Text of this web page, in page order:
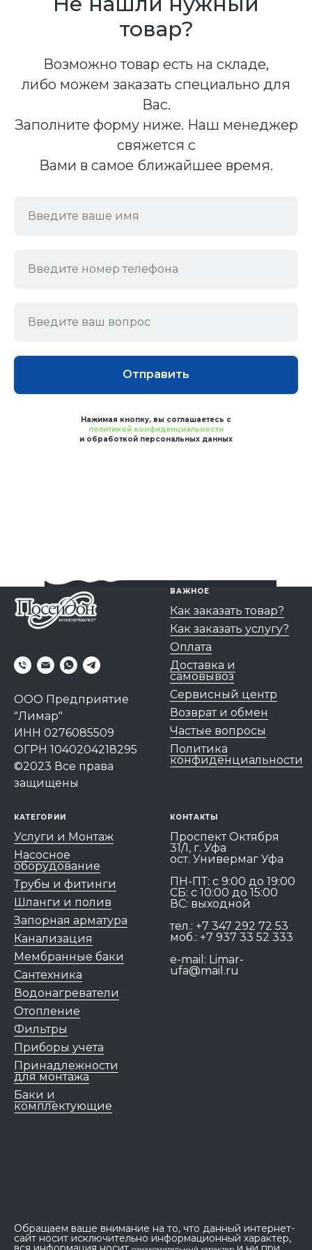
товар?
Возможно товар есть на складе,
либо можем заказать специально для
Вас.
Заполните форму ниже. Наш менеджер
свяжется с
Вами в самое ближайшее время.
Отправить
Нажимая кнопку, вы соглашаетесь с
политикой конфиденциальности
и обработкой персональных данных
ООО Предприятие
"Лимар"
ИНН 0276085509
ОГРН 1040204218295
©2023 Все права
защищены
ВАЖНОЕ
Как заказать товар?
Как заказать услугу?
Оплата
Доставка и
самовывоз
Сервисный центр
Возврат и обмен
Частые вопросы
Политика
конфиденциальности
КАТЕГОРИИ
Услуги и Монтаж
Насосное
оборудование
Трубы и фитинги
Шланги и полив
Запорная арматура
Канализация
Мембранные баки
Сантехника
Водонагреватели
Отопление
Фильтры
Приборы учета
Принадлежности
для монтажа
Баки и
комплектующие
КОНТАКТЫ
Проспект Октября
31/1, г. Уфа
ост. Универмаг Уфа
ПН-ПТ: c 9:00 до 19:00
СБ: с 10:00 до 15:00
ВС: выходной
тел.: +7 347 292 72 53
моб.: +7 937 33 52 333
e-mail: Limar-
ufa@mail.ru
Обращаем ваше внимание на то, что данный интернет-
сайт носит исключительно информационный характер,